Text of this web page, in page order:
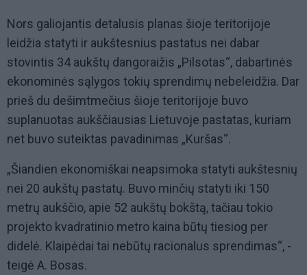
Nors galiojantis detalusis planas šioje teritorijoje
leidžia statyti ir aukštesnius pastatus nei dabar
stovintis 34 aukštų dangoraižis „Pilsotas“, dabartinės
ekonominės sąlygos tokių sprendimų nebeleidžia. Dar
prieš du dešimtmečius šioje teritorijoje buvo
suplanuotas aukščiausias Lietuvoje pastatas, kuriam
net buvo suteiktas pavadinimas „Kuršas“.
„Šiandien ekonomiškai neapsimoka statyti aukštesnių
nei 20 aukštų pastatų. Buvo minčių statyti iki 150
metrų aukščio, apie 52 aukštų bokštą, tačiau tokio
projekto kvadratinio metro kaina būtų tiesiog per
didelė. Klaipėdai tai nebūtų racionalus sprendimas“, -
teigė A. Bosas.